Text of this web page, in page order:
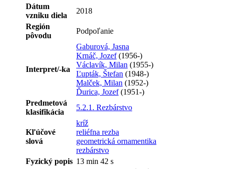
Dátum
vzniku diela
2018
Región
pôvodu
Podpoľanie
Interpret/-ka
Gaburová, Jasna
Krnáč, Jozef(1956-)
Václavík, Milan (1955-)
Ľupták, Štefan (1948-)
Malček, Milan (1952-)
Ďurica, Jozef(1951-)
Predmetová
klasifikácia
5.2.1. Rezbárstvo
Kľúčové
slová
kríž
reliéfna rezba
geometrická ornamentika
rezbárstvo
Fyzický popis 13 min 42 s